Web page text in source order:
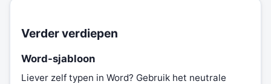
Verder verdiepen
Word-sjabloon
Liever zelf typen in Word? Gebruik het neutrale